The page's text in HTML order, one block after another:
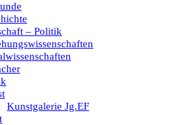
– Politik
Kunstgalerie Jg.EF